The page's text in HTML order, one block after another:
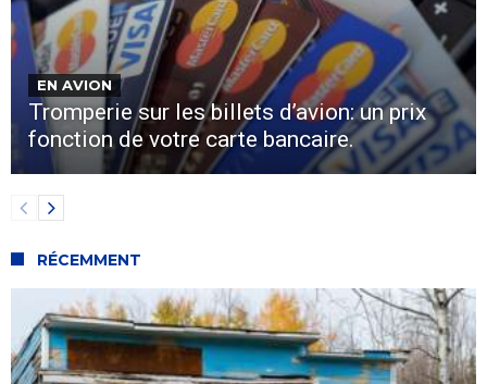
EN AVION
Tromperie sur les billets d’avion: un prix
fonction de votre carte bancaire.
RÉCEMMENT